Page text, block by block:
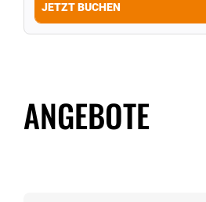
JETZT BUCHEN
ANGEBOTE